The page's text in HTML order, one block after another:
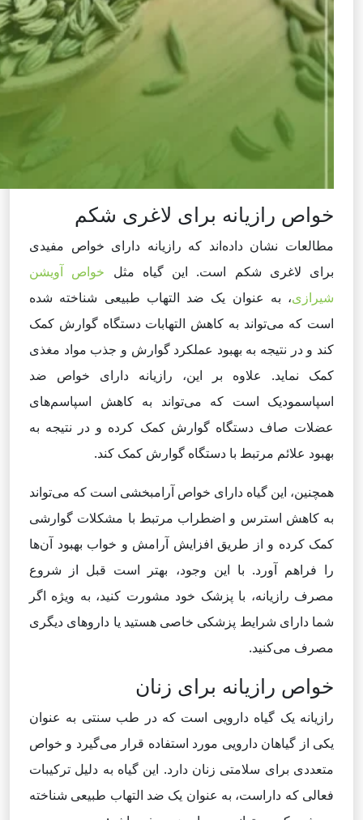
خواص رازیانه برای لاغری شکم
مطالعات نشان داده‌اند که رازیانه دارای خواص مفیدی
برای لاغری شکم است. این گیاه مثل خواص آویشن
شیرازی، به عنوان یک ضد التهاب طبیعی شناخته شده
است که می‌تواند به کاهش التهابات دستگاه گوارش کمک
کند و در نتیجه به بهبود عملکرد گوارش و جذب مواد مغذی
کمک نماید. علاوه بر این، رازیانه دارای خواص ضد
اسپاسمودیک است که می‌تواند به کاهش اسپاسم‌های
عضلات صاف دستگاه گوارش کمک کرده و در نتیجه به
بهبود علائم مرتبط با دستگاه گوارش کمک کند.
همچنین، این گیاه دارای خواص آرامبخشی است که می‌تواند
به کاهش استرس و اضطراب مرتبط با مشکلات گوارشی
کمک کرده و از طریق افزایش آرامش و خواب بهبود آن‌ها
را فراهم آورد. با این وجود، بهتر است قبل از شروع
مصرف رازیانه، با پزشک خود مشورت کنید، به ویژه اگر
شما دارای شرایط پزشکی خاصی هستید یا داروهای دیگری
مصرف می‌کنید.
خواص رازیانه برای زنان
رازیانه یک گیاه دارویی است که در طب سنتی به عنوان
یکی از گیاهان دارویی مورد استفاده قرار می‌گیرد و خواص
متعددی برای سلامتی زنان دارد. این گیاه به دلیل ترکیبات
فعالی که داراست، به عنوان یک ضد التهاب طبیعی شناخته